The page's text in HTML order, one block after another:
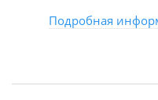
Подробная